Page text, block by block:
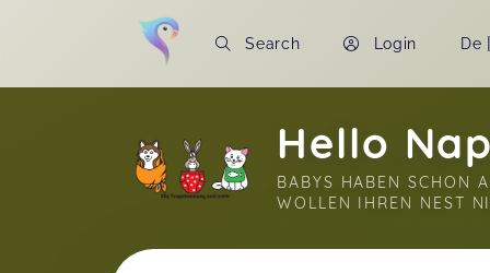
Search Login De
Hello
BABYS HABEN SCHON
WOLLEN IHREN NEST
Soon you will learn more about me